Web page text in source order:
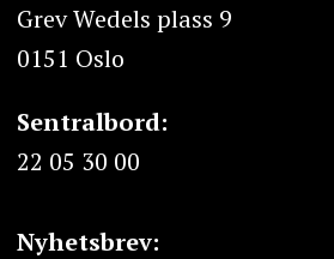
Grev Wedels plass 9
0151 Oslo
Sentralbord:
22 05 30 00
Nyhetsbrev: